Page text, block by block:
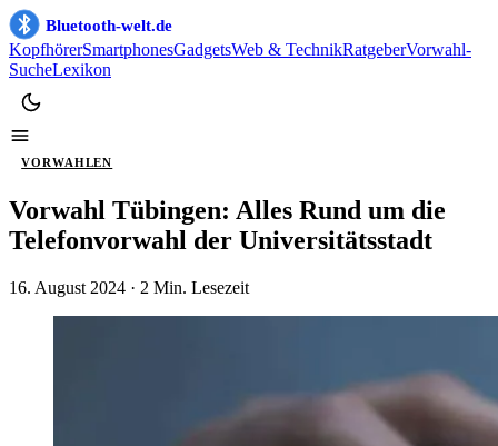
Bluetooth-welt.de
KopfhörerSmartphonesGadgetsWeb & TechnikRatgeberVorwahl-
SucheLexikon
VORWAHLEN
Vorwahl Tübingen: Alles Rund um die
Telefonvorwahl der Universitätsstadt
16. August 2024 · 2 Min. Lesezeit